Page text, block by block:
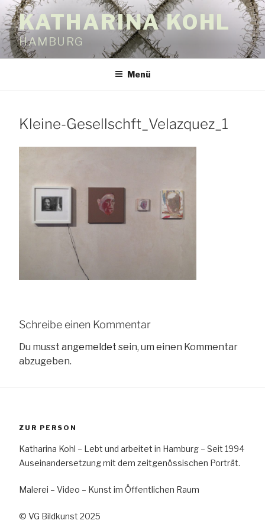
Zum
Inhalt
springenKATHARINA KOHL
HAMBURG
Menü
Kleine-Gesellschft_Velazquez_1
Schreibe einen Kommentar
Du musst angemeldet sein, um einen Kommentar
abzugeben.
ZUR PERSON
Katharina Kohl – Lebt und arbeitet in Hamburg – Seit 1994
Auseinandersetzung mit dem zeitgenössischen Porträt.
Malerei – Video – Kunst im Öffentlichen Raum
© VG Bildkunst 2025